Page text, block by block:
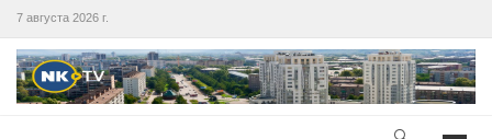
7 августа 2026 г.